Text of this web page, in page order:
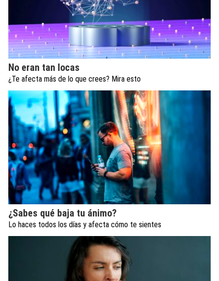
No eran tan locas
¿Te afecta más de lo que crees? Mira esto
¿Sabes qué baja tu ánimo?
Lo haces todos los días y afecta cómo te sientes